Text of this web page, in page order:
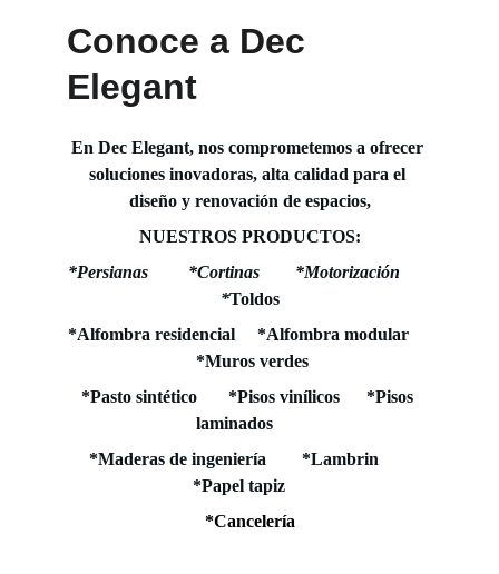
Conoce a Dec
Elegant
En Dec Elegant, nos comprometemos a ofrecer
soluciones inovadoras, alta calidad para el
diseño y renovación de espacios,
NUESTROS PRODUCTOS:
*Persianas         *Cortinas        *Motorización
*Toldos
*Alfombra residencial     *Alfombra modular
*Muros verdes
*Pasto sintético       *Pisos vinílicos      *Pisos
laminados
*Maderas de ingeniería        *Lambrin
*Papel tapiz
*Cancelería